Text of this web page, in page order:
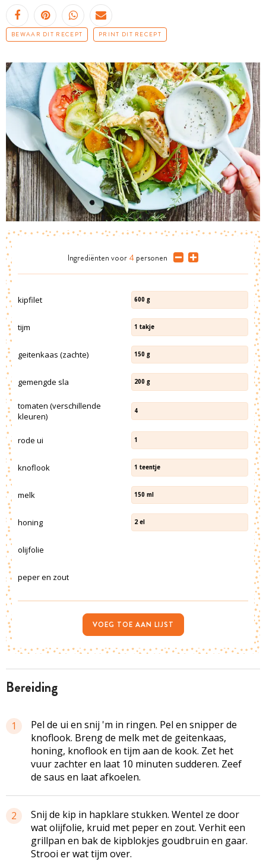
BEWAAR DIT RECEPT PRINT DIT RECEPT
bereiding
1
Pel de ui en snij 'm in ringen. Pel en snipper de
knoflook. Breng de melk met de geitenkaas,
honing, knoflook en tijm aan de kook. Zet het
vuur zachter en laat 10 minuten sudderen. Zeef
de saus en laat afkoelen.
2
Snij de kip in hapklare stukken. Wentel ze door
wat olijfolie, kruid met peper en zout. Verhit een
grillpan en bak de kipblokjes goudbruin en gaar.
Strooi er wat tijm over.
Ingrediënten voor 4 personen
kipfilet 600 g
tijm 1 takje
geitenkaas (zachte) 150 g
gemengde sla 200 g
tomaten (verschillende
kleuren)
4
rode ui 1
knoflook 1 teentje
melk 150 ml
honing 2 el
olijfolie
peper en zout
VOEG TOE AAN LIJST